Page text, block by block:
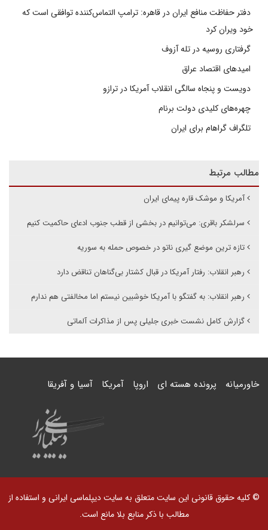
دفتر حفاظت منافع ایران در قاهره: ترامپ التماس‌کننده توافقی است که
خود ویران کرد
گرفتاری روسیه در تله آزوف
امیدهای اقتصاد عراق
دویست و پنجاه سالگی انقلاب آمریکا در ترازو
چهره‌های کلیدی دولت برنام
تلگراف گراهام برای ایران
مطالب مرتبط
آمریکا و موشک قاره پیمای ایران
سرلشکر باقری: می‌توانیم در بخشی از قطب جنوب ادعای حاکمیت کنیم
تازه ترین موضع گیری ناتو در خصوص حمله به سوریه
رهبر انقلاب: رفتار آمریکا در قبال کشتار بی‌گناهان تناقض دارد
رهبر انقلاب: به گفتگو با آمریکا خوشبین نیستم اما مخالفتی هم ندارم
گزارش کامل نشست خبری جلیلی پس از مذاکرات آلماتی
خاورمیانه پرونده هسته ای اروپا آمریکا آسیا و آفریقا
© کلیه حقوق قانونی این سایت متعلق به سایت دیپلماسی ایرانی و استفاده از
مطالب با ذکر منابع بلا مانع است.